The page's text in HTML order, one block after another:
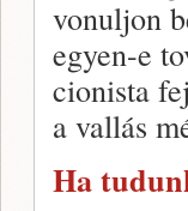
vonuljon
egyen-e
cionista
a vallás
Ha